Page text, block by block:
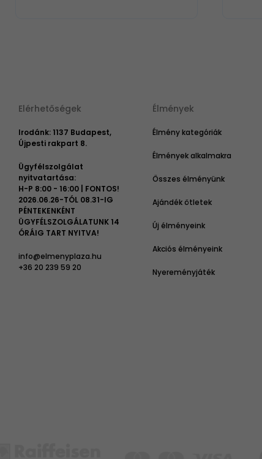
Elérhetőségek
Irodánk: 1137 Budapest,
Újpesti rakpart 8.
Ügyfélszolgálat
nyitvatartása:
H-P 8:00 - 16:00 | FONTOS!
2026.06.26-TÓL 08.31-IG
PÉNTEKENKÉNT
ÜGYFÉLSZOLGÁLATUNK 14
ÓRÁIG TART NYITVA!
info@elmenyplaza.hu
+36 20 239 59 20
Élmények
Élmény kategóriák
Élmények alkalmakra
Összes élményünk
Ajándék ötletek
Új élményeink
Akciós élményeink
Nyereményjáték